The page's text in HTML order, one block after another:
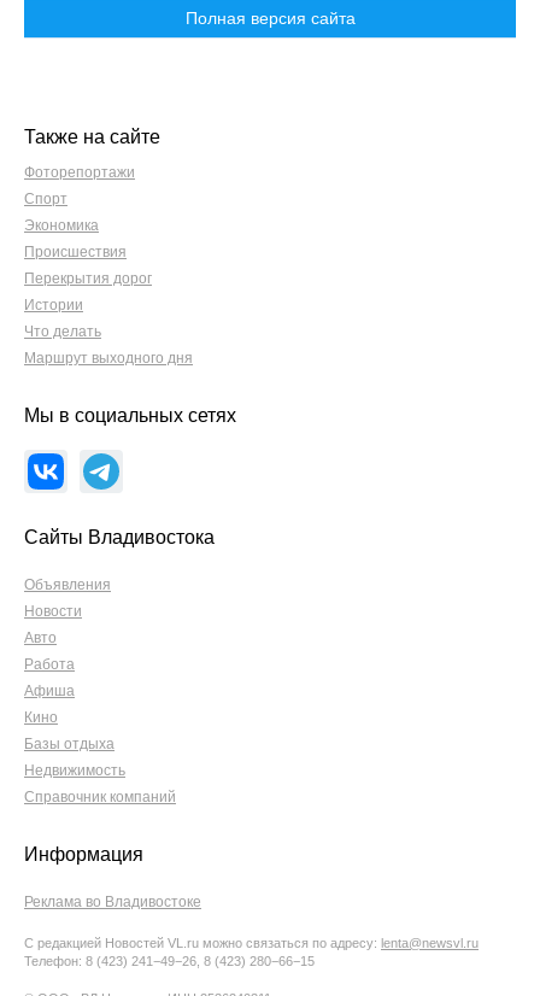
Полная версия сайта
Также на сайте
Фоторепортажи
Спорт
Экономика
Происшествия
Перекрытия дорог
Истории
Что делать
Маршрут выходного дня
Мы в социальных сетях
Сайты Владивостока
Объявления
Новости
Авто
Работа
Афиша
Кино
Базы отдыха
Недвижимость
Справочник компаний
Информация
Реклама во Владивостоке
С редакцией Новостей VL.ru можно связаться по адресу: lenta@newsvl.ru
Телефон: 8 (423) 241−49−26, 8 (423) 280−66−15